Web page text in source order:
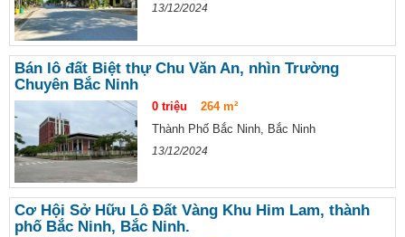
13/12/2024
Bán lô đất Biệt thự Chu Văn An, nhìn Trường
Chuyên Bắc Ninh
0 triệu
264 m²
Thành Phố Bắc Ninh, Bắc Ninh
13/12/2024
Cơ Hội Sở Hữu Lô Đất Vàng Khu Him Lam, thành
phố Bắc Ninh, Bắc Ninh.